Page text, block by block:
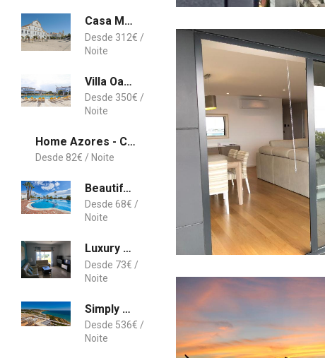
Casa Mercado-5 Min. Praia da Rocha
312€
Villa Oasis Park Portimao
350€
Home Azores - Calheta Suites Downtown
82€
Beautiful Seaside Apartments (WiFi)
68€
Luxury quiet apartment with private pool near the beach and mountains in Algarve
73€
Simply Salema - Casa das Estevas
536€